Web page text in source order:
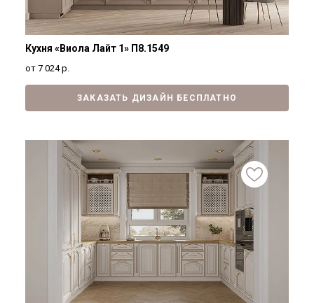
Кухня «Виола Лайт 1» П8.1549
от 7 024р.
ЗАКАЗАТЬ ДИЗАЙН БЕСПЛАТНО